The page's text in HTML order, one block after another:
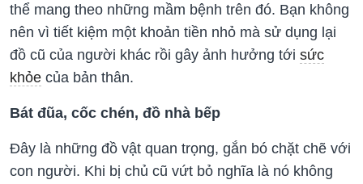
thể mang theo những mầm bệnh trên đó. Bạn không
nên vì tiết kiệm một khoản tiền nhỏ mà sử dụng lại
đồ cũ của người khác rồi gây ảnh hưởng tới sức
khỏe của bản thân.
Bát đũa, cốc chén, đồ nhà bếp
Đây là những đồ vật quan trọng, gắn bó chặt chẽ với
con người. Khi bị chủ cũ vứt bỏ nghĩa là nó không